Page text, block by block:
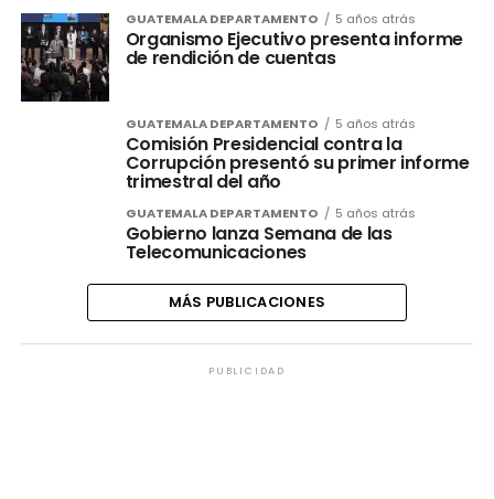
GUATEMALA DEPARTAMENTO 5 años atrás
Organismo Ejecutivo presenta informe
de rendición de cuentas
GUATEMALA DEPARTAMENTO 5 años atrás
Comisión Presidencial contra la
Corrupción presentó su primer informe
trimestral del año
GUATEMALA DEPARTAMENTO 5 años atrás
Gobierno lanza Semana de las
Telecomunicaciones
MÁS PUBLICACIONES
PUBLICIDAD